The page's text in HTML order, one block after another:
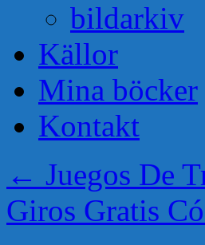
bildarkiv
Källor
Mina böcker
Kontakt
← Juegos De
Giros Gratis